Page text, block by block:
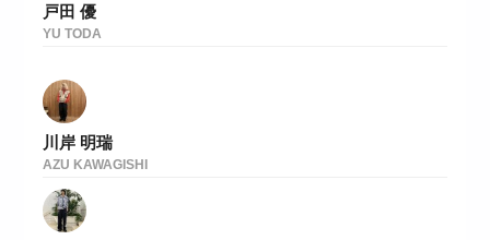
戸田 優
YU TODA
川岸 明瑞
AZU KAWAGISHI